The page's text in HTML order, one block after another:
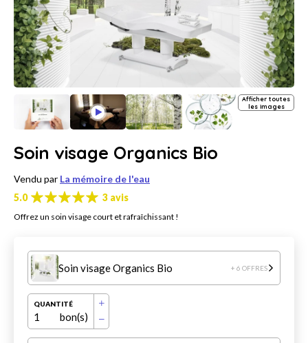
Afficher toutes
les images
Soin visage Organics Bio
Vendu par La mémoire de l'eau
5.0
3 avis
Offrez un soin visage court et rafraîchissant !
Soin visage Organics Bio + 6 OFFRES
QUANTITÉ
1 bon(s)